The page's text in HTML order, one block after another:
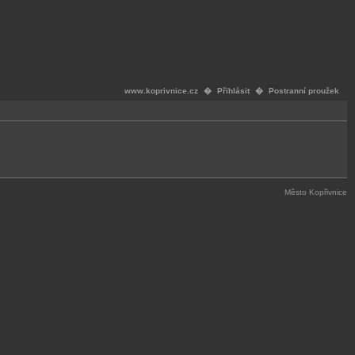
www.koprivnice.cz � Přihlásit � Postranní proužek
Město Kopřivnice